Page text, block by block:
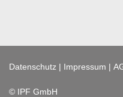
Datenschutz | Impressum |
© IPF GmbH